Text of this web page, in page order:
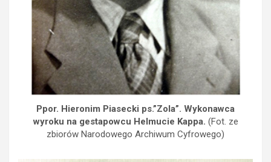
Ppor. Hieronim Piasecki ps.”Zola”. Wykonawca
wyroku na gestapowcu Helmucie Kappa. (Fot. ze
zbiorów Narodowego Archiwum Cyfrowego)